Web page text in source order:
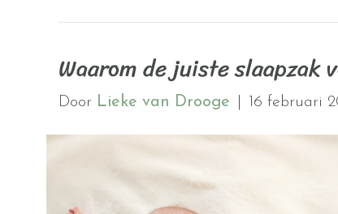
Waarom de juiste
Door Lieke van Drooge 16 februari